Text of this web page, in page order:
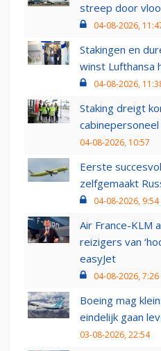
streep door
04-08-2026,
Stakingen en
winst Lufthansa
04-08-2026,
Staking dreigt
cabinepersoneel
04-08-2026, 10:57
Eerste
zelfgemaakt
04-08-2026, 9:54
Air France-KLM
reizigers van
easyJet
04-08-2026, 7:26
Boeing mag
eindelijk gaan
03-08-2026, 22:54